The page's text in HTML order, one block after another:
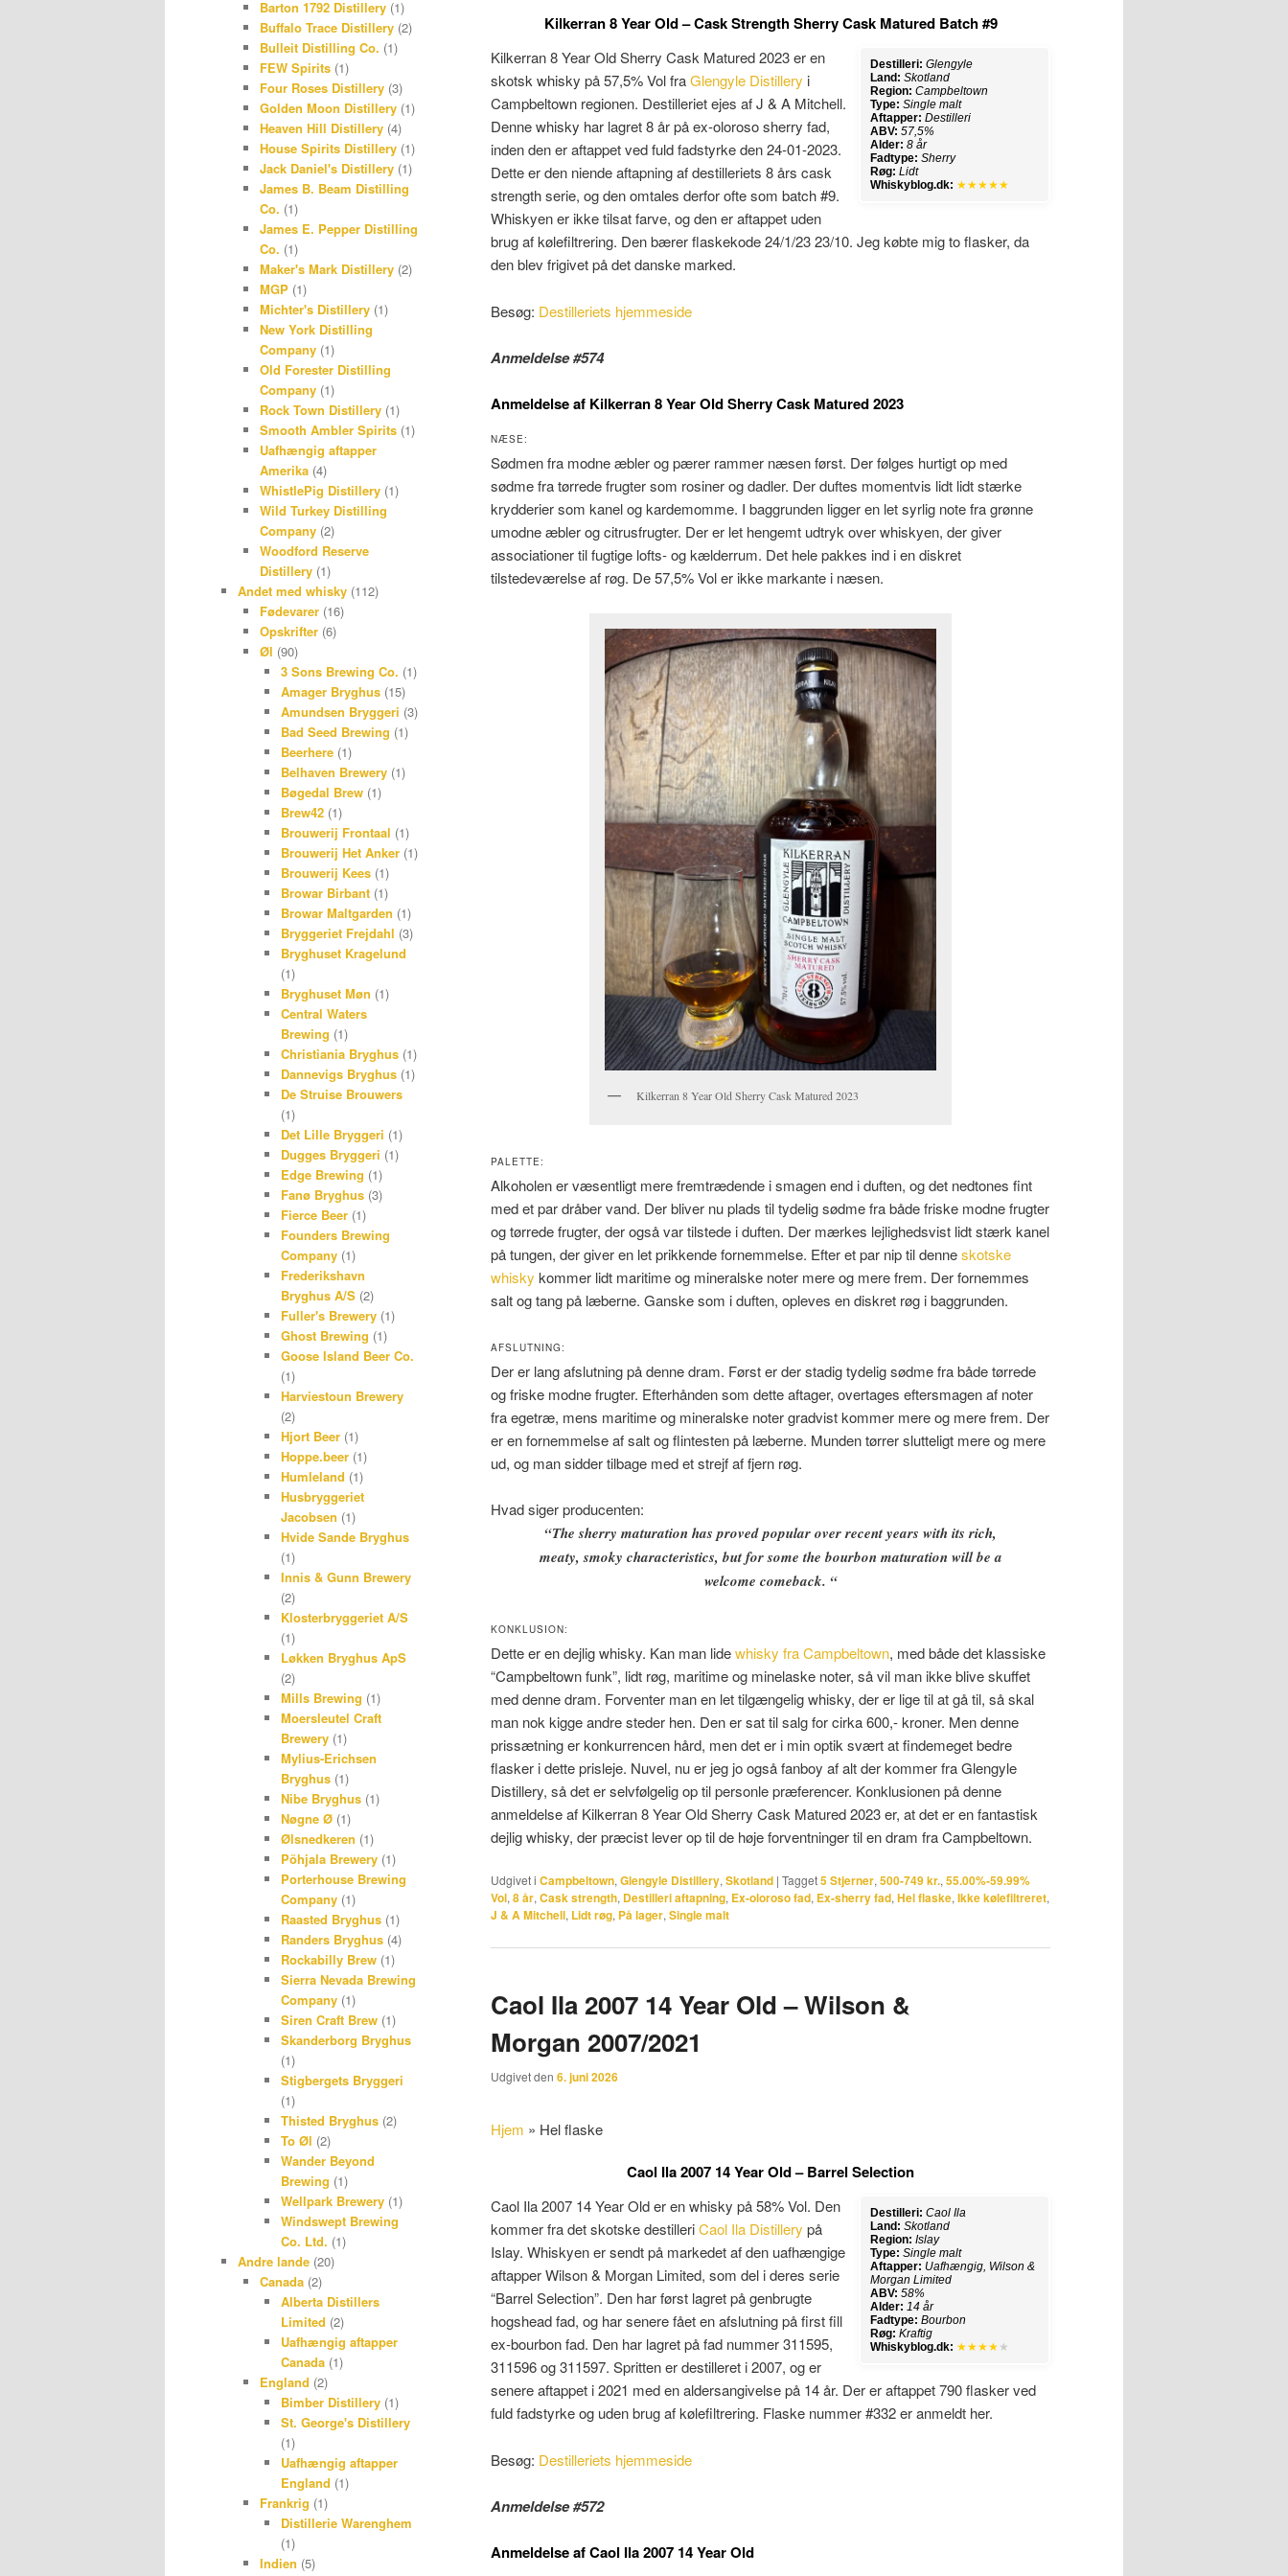
Kilkerran 8 Year Old – Cask Strength Sherry Cask Matured Batch #9
Destilleri: Glengyle
Land: Skotland
Region: Campbeltown
Type: Single malt
Aftapper: Destilleri
ABV: 57,5%
Alder: 8 år
Fadtype: Sherry
Røg: Lidt
Whiskyblog.dk: ★★★★★
Kilkerran 8 Year Old Sherry Cask Matured 2023 er en
skotsk whisky på 57,5% Vol fraGlengyle Distillery i
Campbeltown regionen. Destilleriet ejes af J & A Mitchell.
Denne whisky har lagret 8 år på ex-oloroso sherry fad,
inden den er aftappet ved fuld fadstyrke den 24-01-2023.
Dette er den niende aftapning af destilleriets 8 års cask
strength serie, og den omtales derfor ofte som batch #9.
Whiskyen er ikke tilsat farve, og den er aftappet uden
brug af kølefiltrering. Den bærer flaskekode 24/1/23 23/10. Jeg købte mig to flasker, da
den blev frigivet på det danske marked.
Besøg: Destilleriets hjemmeside
Anmeldelse #574
Anmeldelse af Kilkerran 8 Year Old Sherry Cask Matured 2023
NÆSE:
Sødmen fra modne æbler og pærer rammer næsen først. Der følges hurtigt op med
sødme fra tørrede frugter som rosiner og dadler. Der duftes momentvis lidt lidt stærke
krydderier som kanel og kardemomme. I baggrunden ligger en let syrlig note fra grønne
umodne æbler og citrusfrugter. Der er let hengemt udtryk over whiskyen, der giver
associationer til fugtige lofts- og kælderrum. Det hele pakkes ind i en diskret
tilstedeværelse af røg. De 57,5% Vol er ikke markante i næsen.
Kilkerran 8 Year Old Sherry Cask Matured 2023
PALETTE:
Alkoholen er væsentligt mere fremtrædende i smagen end i duften, og det nedtones fint
med et par dråber vand. Der bliver nu plads til tydelig sødme fra både friske modne frugter
og tørrede frugter, der også var tilstede i duften. Der mærkes lejlighedsvist lidt stærk kanel
på tungen, der giver en let prikkende fornemmelse. Efter et par nip til denneskotske
whisky kommer lidt maritime og mineralske noter mere og mere frem. Der fornemmes
salt og tang på læberne. Ganske som i duften, opleves en diskret røg i baggrunden.
AFSLUTNING:
Der er lang afslutning på denne dram. Først er der stadig tydelig sødme fra både tørrede
og friske modne frugter. Efterhånden som dette aftager, overtages eftersmagen af noter
fra egetræ, mens maritime og mineralske noter gradvist kommer mere og mere frem. Der
er en fornemmelse af salt og flintesten på læberne. Munden tørrer slutteligt mere og mere
ud, og man sidder tilbage med et strejf af fjern røg.
Hvad siger producenten:
“The sherry maturation has proved popular over recent years with its rich,
meaty, smoky characteristics, but for some the bourbon maturation will be a
welcome comeback. “
KONKLUSION:
Dette er en dejlig whisky. Kan man lidewhisky fra Campbeltown, med både det klassiske
“Campbeltown funk”, lidt røg, maritime og minelaske noter, så vil man ikke blive skuffet
med denne dram. Forventer man en let tilgængelig whisky, der er lige til at gå til, så skal
man nok kigge andre steder hen. Den er sat til salg for cirka 600,- kroner. Men denne
prissætning er konkurrencen hård, men det er i min optik svært at findemeget bedre
flasker i dette prisleje. Nuvel, nu er jeg jo også fanboy af alt der kommer fra Glengyle
Distillery, så det er selvfølgelig op til personle præferencer. Konklusionen på denne
anmeldelse af Kilkerran 8 Year Old Sherry Cask Matured 2023 er, at det er en fantastisk
dejlig whisky, der præcist lever op til de høje forventninger til en dram fra Campbeltown.
Udgivet i Campbeltown, Glengyle Distillery, Skotland | Tagget5 Stjerner, 500-749 kr., 55.00%-59.99%
Vol, 8 år, Cask strength, Destilleri aftapning, Ex-oloroso fad, Ex-sherry fad, Hel flaske, Ikke kølefiltreret,
J & A Mitchell, Lidt røg, På lager, Single malt
Caol Ila 2007 14 Year Old – Wilson &
Morgan 2007/2021
Udgivet den 6. juni 2026
Hjem » Hel flaske
Caol Ila 2007 14 Year Old – Barrel Selection
Destilleri: Caol Ila
Land: Skotland
Region: Islay
Type: Single malt
Aftapper: Uafhængig, Wilson &
Morgan Limited
ABV: 58%
Alder: 14 år
Fadtype: Bourbon
Røg: Kraftig
Whiskyblog.dk: ★★★★ ★
Caol Ila 2007 14 Year Old er en whisky på 58% Vol. Den
kommer fra det skotske destilleriCaol Ila Distillery på
Islay. Whiskyen er sendt på markedet af den uafhængige
aftapper Wilson & Morgan Limited, som del i deres serie
“Barrel Selection”. Den har først lagret på genbrugte
hogshead fad, og har senere fået en afslutning på first fill
ex-bourbon fad. Den har lagret på fad nummer311595,
311596 og 311597. Spritten er destilleret i 2007, og er
senere aftappet i 2021 med en aldersangivelse på 14 år. Der er aftappet 790 flasker ved
fuld fadstyrke og uden brug af kølefiltrering. Flaske nummer #332 er anmeldt her.
Besøg: Destilleriets hjemmeside
Anmeldelse #572
Anmeldelse af Caol Ila 2007 14 Year Old
a
m
e
s
Barton 1792 Distillery(1)
Buffalo Trace Distillery(2)
Bulleit Distilling Co. (1)
FEW Spirits(1)
Four Roses Distillery(3)
Golden Moon Distillery(1)
Heaven Hill Distillery(4)
House Spirits Distillery(1)
Jack Daniel's Distillery(1)
James B. Beam Distilling
Co. (1)
James E. Pepper Distilling
Co. (1)
Maker's Mark Distillery(2)
MGP(1)
Michter's Distillery(1)
New York Distilling
Company(1)
Old Forester Distilling
Company(1)
Rock Town Distillery(1)
Smooth Ambler Spirits(1)
Uafhængig aftapper
Amerika(4)
WhistlePig Distillery(1)
Wild Turkey Distilling
Company(2)
Woodford Reserve
Distillery(1)
Andet med whisky (112)
Fødevarer(16)
Opskrifter(6)
Øl (90)
3 Sons Brewing Co. (1)
Amager Bryghus (15)
Amundsen Bryggeri (3)
Bad Seed Brewing (1)
Beerhere (1)
Belhaven Brewery (1)
Bøgedal Brew (1)
Brew42 (1)
Brouwerij Frontaal (1)
Brouwerij Het Anker (1)
Brouwerij Kees (1)
Browar Birbant (1)
Browar Maltgarden (1)
Bryggeriet Frejdahl (3)
Bryghuset Kragelund
(1)
Bryghuset Møn (1)
Central Waters
Brewing (1)
Christiania Bryghus (1)
Dannevigs Bryghus (1)
De Struise Brouwers
(1)
Det Lille Bryggeri (1)
Dugges Bryggeri (1)
Edge Brewing (1)
Fanø Bryghus (3)
Fierce Beer (1)
Founders Brewing
Company (1)
Frederikshavn
Bryghus A/S (2)
Fuller's Brewery (1)
Ghost Brewing (1)
Goose Island Beer Co.
(1)
Harviestoun Brewery
(2)
Hjort Beer (1)
Hoppe.beer (1)
Humleland (1)
Husbryggeriet
Jacobsen (1)
Hvide Sande Bryghus
(1)
Innis & Gunn Brewery
(2)
Klosterbryggeriet A/S
(1)
Løkken Bryghus ApS
(2)
Mills Brewing (1)
Moersleutel Craft
Brewery (1)
Mylius-Erichsen
Bryghus (1)
Nibe Bryghus (1)
Nøgne Ø (1)
Ølsnedkeren (1)
Põhjala Brewery (1)
Porterhouse Brewing
Company (1)
Raasted Bryghus (1)
Randers Bryghus (4)
Rockabilly Brew (1)
Sierra Nevada Brewing
Company (1)
Siren Craft Brew (1)
Skanderborg Bryghus
(1)
Stigbergets Bryggeri
(1)
Thisted Bryghus (2)
To Øl (2)
Wander Beyond
Brewing (1)
Wellpark Brewery (1)
Windswept Brewing
Co. Ltd. (1)
Andre lande (20)
Canada(2)
Alberta Distillers
Limited (2)
Uafhængig aftapper
Canada (1)
England (2)
Bimber Distillery (1)
St. George's Distillery
(1)
Uafhængig aftapper
England (1)
Frankrig (1)
Distillerie Warenghem
(1)
Indien (5)